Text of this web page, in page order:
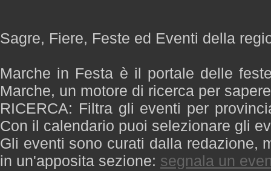
Sagre, Fiere, Feste ed Eventi della
Marche in Festa è il portale delle
Marche, un motore di ricerca per
RICERCA: Filtra gli eventi per
Con il calendario puoi selezionare gli
Gli eventi sono curati dalla redazione,
in un'apposita sezione: segnala un